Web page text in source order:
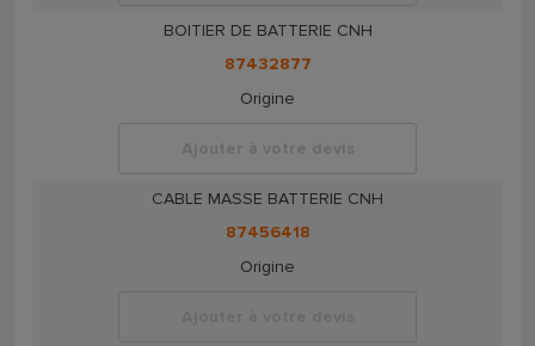
BOITIER DE BATTERIE CNH
87432877
Origine
Ajouter à votre devis
CABLE MASSE BATTERIE CNH
87456418
Origine